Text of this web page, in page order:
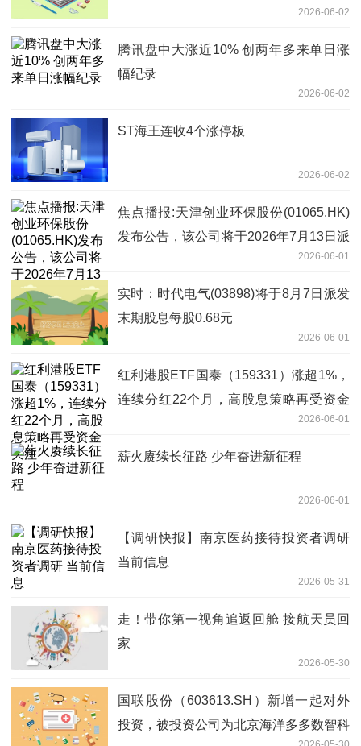
2026-06-02
腾讯盘中大涨近10% 创两年多来单日涨
幅纪录
2026-06-02
ST海王连收4个涨停板
2026-06-02
焦点播报:天津创业环保股份(01065.HK)
发布公告，该公司将于2026年7月13日派
发末期股息每10股2.09元人民币2026-06-01
实时：时代电气(03898)将于8月7日派发
末期股息每股0.68元
2026-06-01
红利港股ETF国泰（159331）涨超1%，
连续分红22个月，高股息策略再受资金
2026-06-01
薪火赓续长征路 少年奋进新征程
2026-06-01
【调研快报】南京医药接待投资者调研
当前信息
2026-05-31
走！带你第一视角追返回舱 接航天员回
家
2026-05-30
国联股份（603613.SH）新增一起对外
投资，被投资公司为北京海洋多多数智科